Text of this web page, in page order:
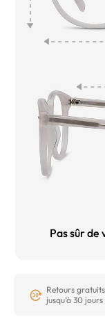
Pas sûr de
Retours gratuits
jusqu’à 30 jours